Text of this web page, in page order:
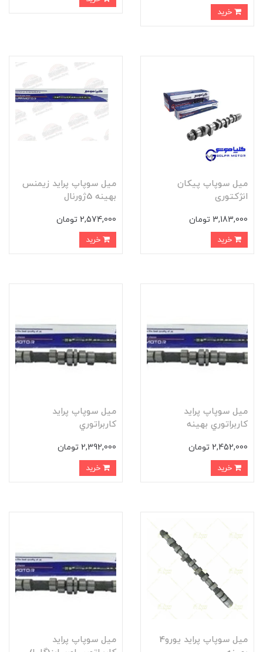
میل سوپاپ پیکان
انژکتوری
3,183,000 تومان
میل سوپاپ پراید زیمنس
بهینه 5ژورنال
2,574,000 تومان
ميل سوپاپ پرايد
کاربراتوري بهينه
2,452,000 تومان
ميل سوپاپ پرايد
کاربراتوري
2,392,000 تومان
ميل سوپاپ پرايد يورو4
ميل سوپاپ پرايد